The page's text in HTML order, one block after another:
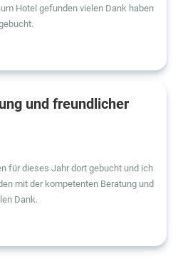
um Hotel gefunden vielen Dank haben
und freundlicher
für dieses Jahr dort gebucht und ich
mit der kompetenten Beratung und
Dank.